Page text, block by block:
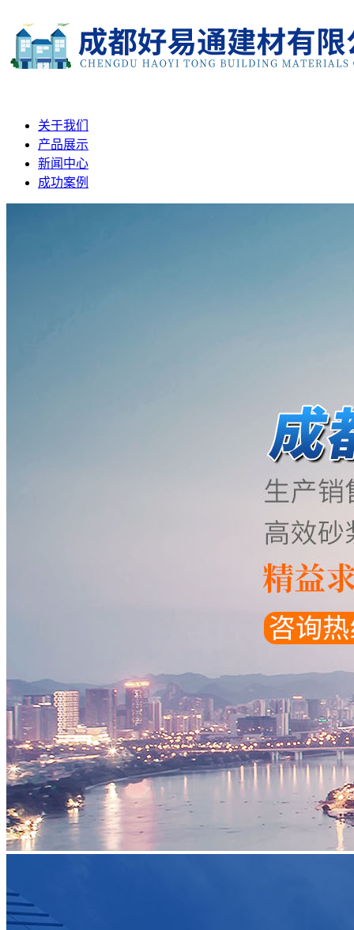
关于我们
产品展示
新闻中心
成功案例